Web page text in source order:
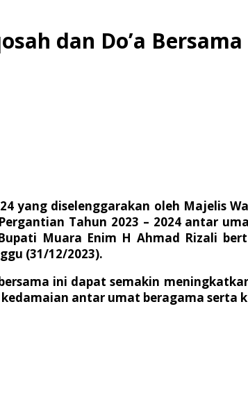
dan Do’a
yang diselenggarakan oleh Majelis
Tahun 2023 – 2024 antar
Muara Enim H Ahmad Rizali
(31/12/2023).
ini dapat semakin
antar umat beragama serta